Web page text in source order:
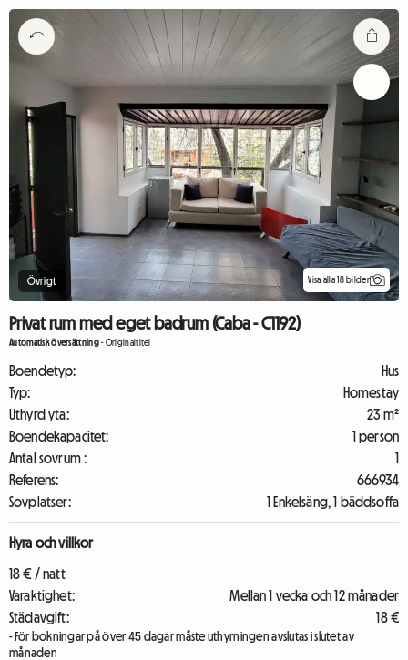
Övrigt Visa alla 18 bilder
Privat rum med eget badrum (Caba - C1192)
Automatisk översättning-Originaltitel
Boendetyp:
Hus
Typ:
Homestay
Uthyrd yta:
23 m²
Boendekapacitet:
1 person
Antal sovrum :
1
Referens:
666934
Sovplatser:
1 Enkelsäng, 1 bäddsoffa
Hyra och villkor
18 € / natt
Varaktighet:
Mellan 1 vecka och 12 månader
Städavgift:
18 €
- För bokningar på över 45 dagar måste uthyrningen avslutas i slutet av
månaden